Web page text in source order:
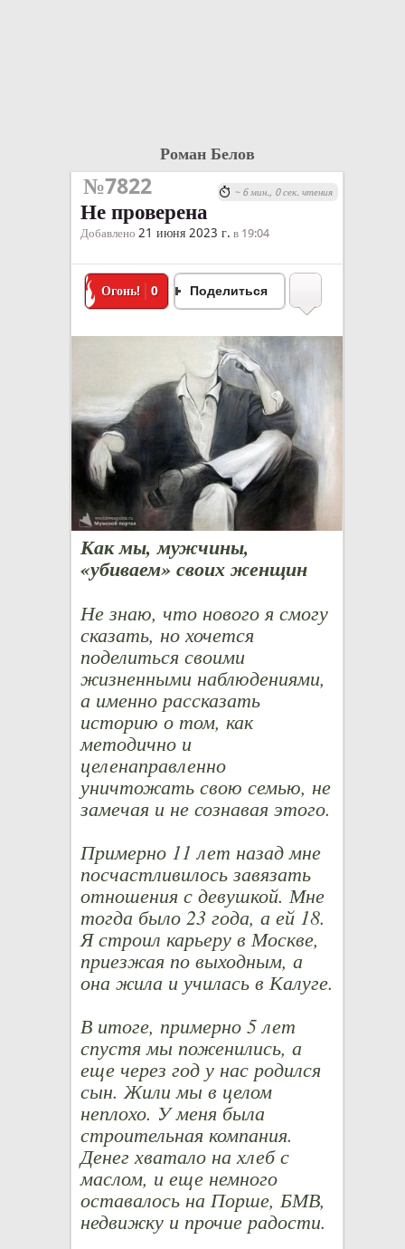
Роман Белов
№7822
Не проверена
Добавлено 21 июня 2023 г. в 19:04
Огонь! 0 Поделиться
Как мы, мужчины,
«убиваем» своих женщин
Не знаю, что нового я смогу
сказать, но хочется
поделиться своими
жизненными наблюдениями,
а именно рассказать
историю о том, как
методично и
целенаправленно
уничтожать свою семью, не
замечая и не сознавая этого.
Примерно 11 лет назад мне
посчастливилось завязать
отношения с девушкой. Мне
тогда было 23 года, а ей 18.
Я строил карьеру в Москве,
приезжая по выходным, а
она жила и училась в Калуге.
В итоге, примерно 5 лет
спустя мы поженились, а
еще через год у нас родился
сын. Жили мы в целом
неплохо. У меня была
строительная компания.
Денег хватало на хлеб с
маслом, и еще немного
оставалось на Порше, БМВ,
недвижку и прочие радости.
~ 6 мин., 0 сек. чтения